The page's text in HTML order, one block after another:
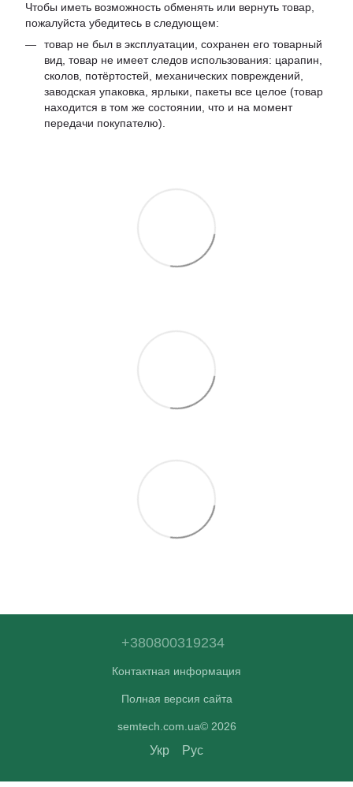
Чтобы иметь возможность обменять или вернуть товар,
пожалуйста убедитесь в следующем:
товар не был в эксплуатации, сохранен его товарный
вид, товар не имеет следов использования: царапин,
сколов, потёртостей, механических повреждений,
заводская упаковка, ярлыки, пакеты все целое (товар
находится в том же состоянии, что и на момент
передачи покупателю).
+380800319234
Контактная информация
Полная версия сайта
semtech.com.ua© 2026
Укр Рус